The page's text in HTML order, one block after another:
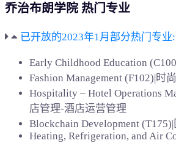
乔治布朗学院 热门专业
已开放的2023年1月部分热门专业:
Early Childhood Education
Fashion Management (F102)|时
Hospitality – Hotel Operations
店管理-酒店运营管理
Blockchain Development
Heating, Refrigeration, and Air